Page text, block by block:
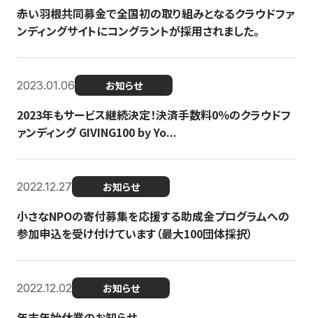
赤い羽根共同募金で全国初の取り組みとなるクラウドファ
ンディングサイトにコングラントが採用されました。
2023.01.06 お知らせ
2023年もサービス継続決定！決済手数料0％のクラウドフ
ァンディング GIVING100 by Yo...
2022.12.27 お知らせ
小さなNPOの寄付募集を応援する助成金プログラムへの
参加申込を受け付けています（最大100団体採択）
2022.12.02 お知らせ